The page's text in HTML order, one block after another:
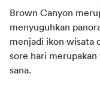
Brown Canyon
menyuguhkan
menjadi ikon wisata
sore hari
sana.